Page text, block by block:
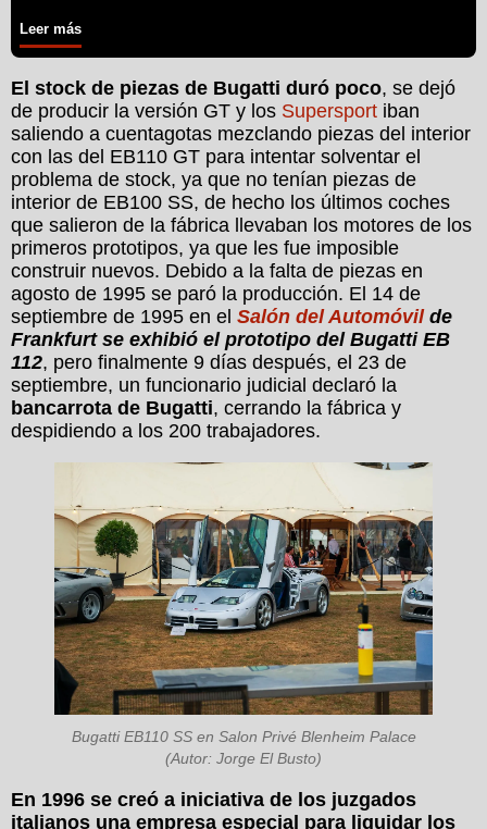
Leer más
El stock de piezas de Bugatti duró poco, se dejó
de producir la versión GT y los Supersport iban
saliendo a cuentagotas mezclando piezas del interior
con las del EB110 GT para intentar solventar el
problema de stock, ya que no tenían piezas de
interior de EB100 SS, de hecho los últimos coches
que salieron de la fábrica llevaban los motores de los
primeros prototipos, ya que les fue imposible
construir nuevos. Debido a la falta de piezas en
agosto de 1995 se paró la producción. El 14 de
septiembre de 1995 en el Salón del Automóvilde
Frankfurt se exhibió el prototipo del Bugatti EB
112, pero finalmente 9 días después, el 23 de
septiembre, un funcionario judicial declaró la
bancarrota de Bugatti, cerrando la fábrica y
despidiendo a los 200 trabajadores.
Bugatti EB110 SS en Salon Privé Blenheim Palace
(Autor: Jorge El Busto)
En 1996 se creó a iniciativa de los juzgados
italianos una empresa especial para liquidar los